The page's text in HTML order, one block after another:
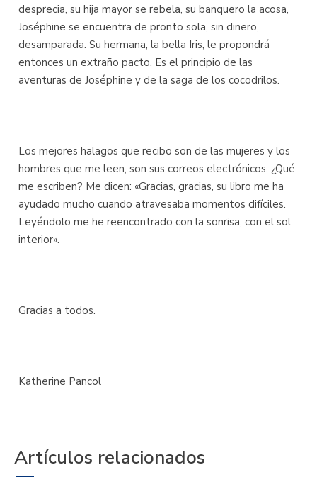
desprecia, su hija mayor se rebela, su banquero la acosa,
Joséphine se encuentra de pronto sola, sin dinero,
desamparada. Su hermana, la bella Iris, le propondrá
entonces un extraño pacto. Es el principio de las
aventuras de Joséphine y de la saga de los cocodrilos.
Los mejores halagos que recibo son de las mujeres y los
hombres que me leen, son sus correos electrónicos. ¿Qué
me escriben? Me dicen: «Gracias, gracias, su libro me ha
ayudado mucho cuando atravesaba momentos difíciles.
Leyéndolo me he reencontrado con la sonrisa, con el sol
interior».
Gracias a todos.
Katherine Pancol
Artículos relacionados